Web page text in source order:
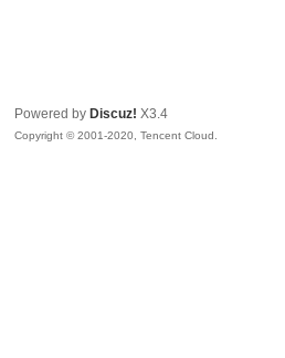
Powered by Discuz! X3.4
Copyright © 2001-2020, Tencent Cloud.